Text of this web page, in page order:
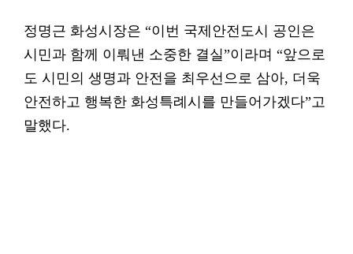
정명근 화성시장은 “이번 국제안전도시 공인은
시민과 함께 이뤄낸 소중한 결실”이라며 “앞으로
도 시민의 생명과 안전을 최우선으로 삼아, 더욱
안전하고 행복한 화성특례시를 만들어가겠다”고
말했다.